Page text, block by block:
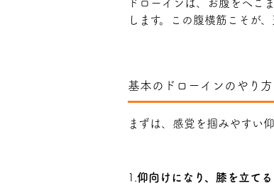
ドローインは、お腹をへこ
します。この腹横筋こそが
基本のドローインのやり方
まずは、感覚を掴みやすい
1.仰向けになり、膝を立てる